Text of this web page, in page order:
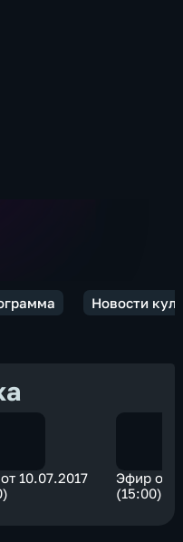
Новости
10.07.2017
Эфир от
(15:00)